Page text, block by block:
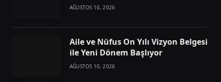
AĞUSTOS 10, 2026
Aile ve Nüfus On Yılı Vizyon Belgesi
ile Yeni Dönem Başlıyor
AĞUSTOS 10, 2026